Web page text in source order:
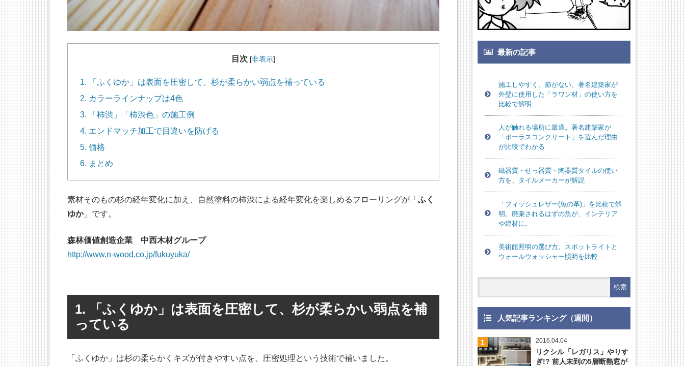
目次 [非表示]
1. 「ふくゆか」は表面を圧密して、杉が柔らかい弱点を補っている
2. カラーラインナップは4色
3. 「柿渋」「柿渋色」の施工例
4. エンドマッチ加工で目違いを防げる
5. 価格
6. まとめ
素材そのもの杉の経年変化に加え、自然塗料の柿渋による経年変化を楽しめるフローリングが「 ふく
ゆか」です。
森林価値創造企業 中西木材グループ
http://www.n-wood.co.jp/fukuyuka/
1. 「ふくゆか」は表面を圧密して、杉が柔らかい弱点を補
っている
「ふくゆか」は杉の柔らかくキズが付きやすい点を、圧密処理という技術で補いました。
最新の記事
施工しやすく、節がない。著名建築家が
外壁に使用した「ラワン材」の使い方を
比較で解明
人が触れる場所に最適。著名建築家が
「ポーラスコンクリート」を選んだ理由
が比較でわかる
磁器質・せっ器質・陶器質タイルの使い
方を、タイルメーカーが解説
「フィッシュレザー(魚の革)」を比較で解
明。廃棄されるはずの魚が、インテリア
や建材に。
美術館照明の選び方。スポットライトと
ウォールウォッシャー照明を比較
人気記事ランキング（週間）
2016.04.04
リクシル「レガリス」やりす
ぎ!? 前人未到の5層断熱窓が